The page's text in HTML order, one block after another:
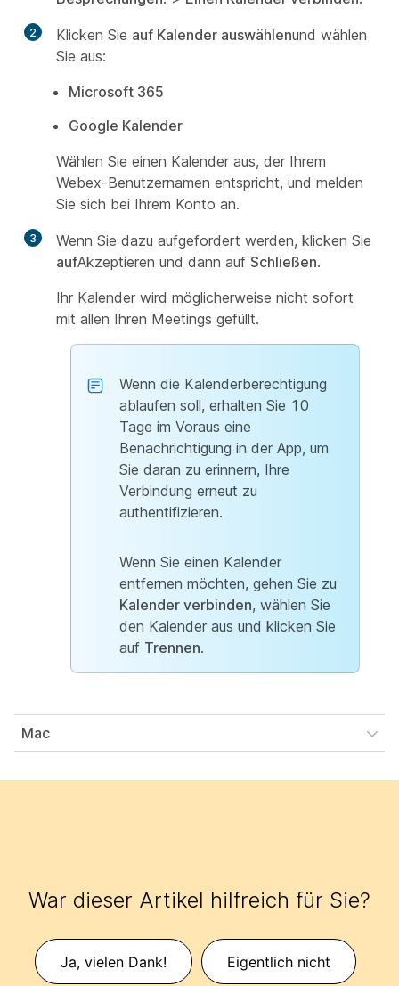
2 Klicken Sie auf Kalender auswählenund wählen
Sie aus:
Microsoft 365
Google Kalender
Wählen Sie einen Kalender aus, der Ihrem
Webex-Benutzernamen entspricht, und melden
Sie sich bei Ihrem Konto an.
3
Wenn Sie dazu aufgefordert werden, klicken Sie
aufAkzeptieren und dann auf Schließen.
Ihr Kalender wird möglicherweise nicht sofort
mit allen Ihren Meetings gefüllt.
Wenn die Kalenderberechtigung
ablaufen soll, erhalten Sie 10
Tage im Voraus eine
Benachrichtigung in der App, um
Sie daran zu erinnern, Ihre
Verbindung erneut zu
authentifizieren.
Wenn Sie einen Kalender
entfernen möchten, gehen Sie zu
Kalender verbinden, wählen Sie
den Kalender aus und klicken Sie
auf Trennen.
Mac
War dieser Artikel hilfreich für Sie?
Ja, vielen Dank! Eigentlich nicht